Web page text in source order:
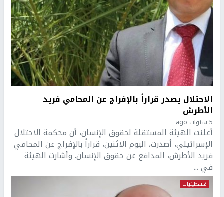
الاحتلال يصدر قراراً بالإفراج عن المحامي فريد
الأطرش
5 سنوات ago
أعلنت الهيئة المستقلة لحقوق الإنسان، أن محكمة الاحتلال
الإسرائيلي، أصدرت، اليوم الاثنين، قراراً بالإفراج عن المحامي
فريد الأطرش، المدافع عن حقوق الإنسان. وأشارت الهيئة
في ...
فلسطينيات